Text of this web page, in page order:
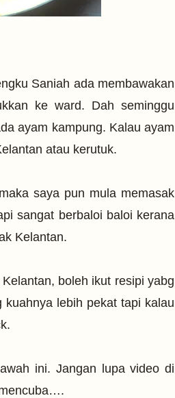
Saniah ada membawakan
ke ward. Dah seminggu
ayam kampung. Kalau ayam
atau kerutuk.
saya pun mula memasak
sangat berbaloi baloi kerana
Kelantan.
boleh ikut resipi yabg
lebih pekat tapi kalau
ini. Jangan lupa video di